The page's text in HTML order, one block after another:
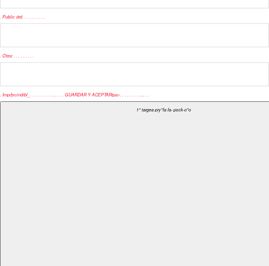
Public drd.
Otror.
Impr}scindibl_ GUARDAR Y ACEPTARtpa>.
1" targea pry"fa fa- psck-o"o